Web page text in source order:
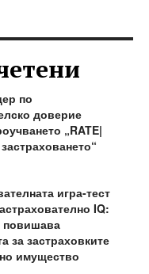
по
доверие
„RATE|
игра-тест
IQ:
за застраховките
имущество